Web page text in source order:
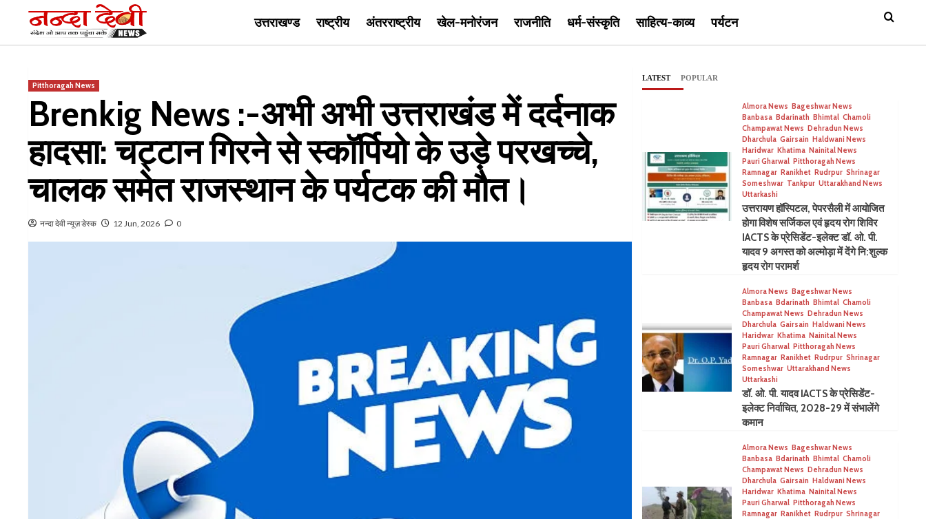
content
उत्तराखण्ड राष्ट्रीय अंतरराष्ट्रीय खेल-मनोरंजन राजनीति धर्म-संस्कृति साहित्य-काव्य पर्यटन
Pitthoragah News
Brenkig News :-अभी अभी उत्तराखंड में दर्दनाक
हादसा: चट्टान गिरने से स्कॉर्पियो के उड़े परखच्चे,
चालक समेत राजस्थान के पर्यटक की मौत।
नन्दा देवी न्यूज़ डेस्क 12 Jun, 2026 0
LATEST POPULAR
Almora News Bageshwar News
Banbasa Bdarinath Bhimtal Chamoli
Champawat News Dehradun News
Dharchula Gairsain Haldwani News
Haridwar Khatima Nainital News
Pauri Gharwal Pitthoragah News
Ramnagar Ranikhet Rudrpur Shrinagar
Someshwar Tankpur Uttarakhand News
Uttarkashi
उत्तरायण हॉस्पिटल, पेपरसैली में आयोजित
होगा विशेष सर्जिकल एवं हृदय रोग शिविर
IACTS के प्रेसिडेंट-इलेक्ट डॉ. ओ. पी.
यादव 9 अगस्त को अल्मोड़ा में देंगे नि:शुल्क
हृदय रोग परामर्श
Almora News Bageshwar News
Banbasa Bdarinath Bhimtal Chamoli
Champawat News Dehradun News
Dharchula Gairsain Haldwani News
Haridwar Khatima Nainital News
Pauri Gharwal Pitthoragah News
Ramnagar Ranikhet Rudrpur Shrinagar
Someshwar Uttarakhand News
Uttarkashi
डॉ. ओ. पी. यादव IACTS के प्रेसिडेंट-
इलेक्ट निर्वाचित, 2028-29 में संभालेंगे
कमान
Almora News Bageshwar News
Banbasa Bdarinath Bhimtal Chamoli
Champawat News Dehradun News
Dharchula Gairsain Haldwani News
Haridwar Khatima Nainital News
Pauri Gharwal Pitthoragah News
Ramnagar Ranikhet Rudrpur Shrinagar